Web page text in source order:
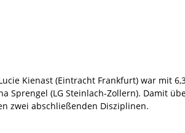
Kienast (Eintracht Frankfurt) war mit
Sprengel (LG Steinlach-Zollern). Damit
zwei abschließenden Disziplinen.